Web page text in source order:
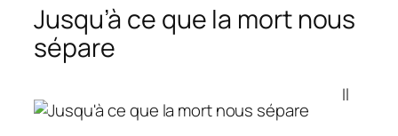
Jusqu’à ce que la mort nous
sépare
Il